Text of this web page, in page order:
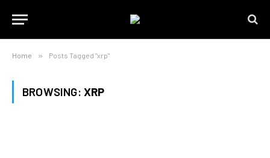
Home » Posts Tagged "xrp"
BROWSING: XRP